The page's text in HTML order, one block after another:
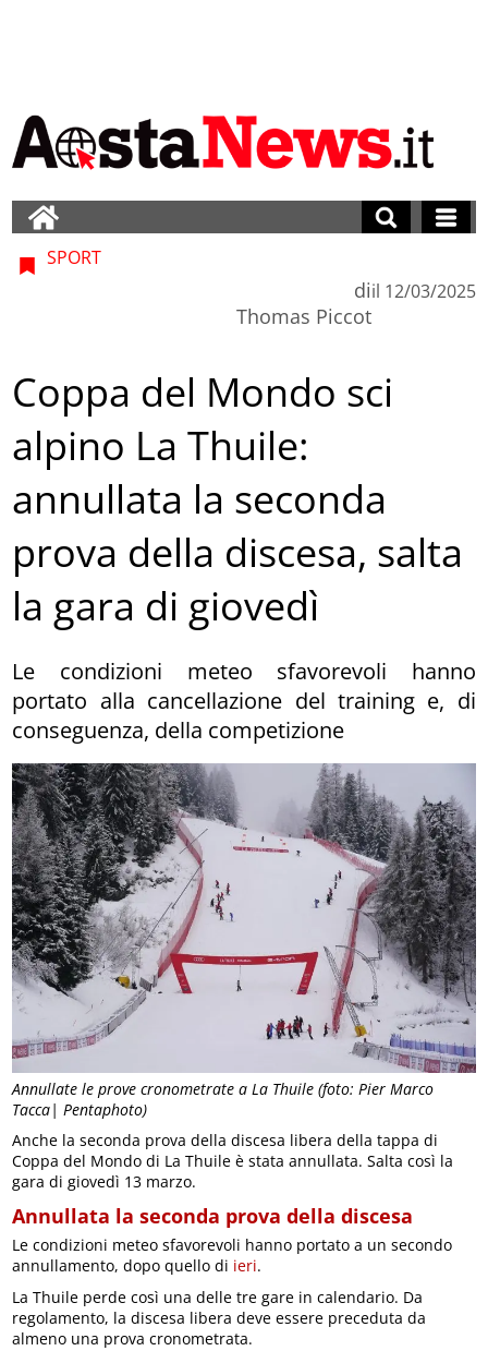
Annullate le prove cronometrate a La Thuile (foto: Pier Marco
Tacca| Pentaphoto)
SPORT
di
Thomas Piccot
il 12/03/2025
Coppa del Mondo sci
alpino La Thuile:
annullata la seconda
prova della discesa, salta
la gara di giovedì
Le condizioni meteo sfavorevoli hanno
portato alla cancellazione del training e, di
conseguenza, della competizione
Anche la seconda prova della discesa libera della tappa di
Coppa del Mondo di La Thuile è stata annullata. Salta così la
gara di giovedì 13 marzo.
Annullata la seconda prova della discesa
Le condizioni meteo sfavorevoli hanno portato a un secondo
annullamento, dopo quello di ieri.
La Thuile perde così una delle tre gare in calendario. Da
regolamento, la discesa libera deve essere preceduta da
almeno una prova cronometrata.